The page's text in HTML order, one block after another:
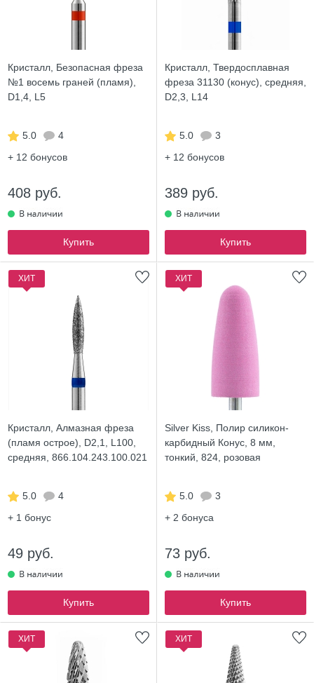
Кристалл, Безопасная фреза
№1 восемь граней (пламя),
D1,4, L5
5.0
4
+ 12 бонусов
408 руб.
Купить
Кристалл, Твердосплавная
фреза 31130 (конус), средняя,
D2,3, L14
5.0
3
+ 12 бонусов
389 руб.
Купить
ХИТ
Кристалл, Алмазная фреза
(пламя острое), D2,1, L100,
средняя, 866.104.243.100.021
5.0
4
+ 1 бонус
49 руб.
Купить
ХИТ
Silver Kiss, Полир силикон-
карбидный Конус, 8 мм,
тонкий, 824, розовая
5.0
3
+ 2 бонуса
73 руб.
Купить
ХИТ ХИТ